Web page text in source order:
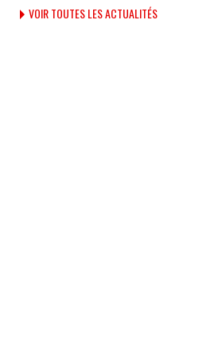
VOIR TOUTES LES ACTUALITÉS